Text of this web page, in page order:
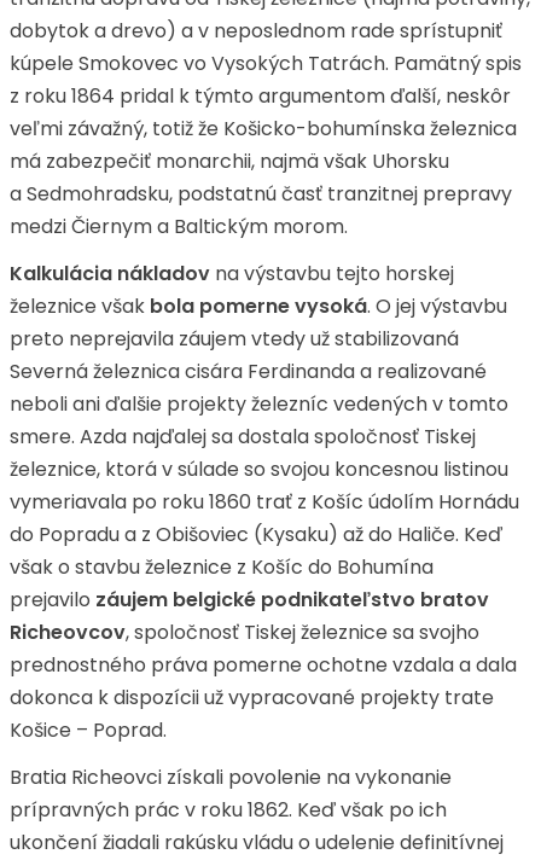
dobytok a drevo) a v neposlednom rade sprístupniť
kúpele Smokovec vo Vysokých Tatrách. Pamätný spis
z roku 1864 pridal k týmto argumentom ďalší, neskôr
veľmi závažný, totiž že Košicko-bohumínska železnica
má zabezpečiť monarchii, najmä však Uhorsku
a Sedmohradsku, podstatnú časť tranzitnej prepravy
medzi Čiernym a Baltickým morom.
Kalkulácia nákladov na výstavbu tejto horskej
železnice však bola pomerne vysoká. O jej výstavbu
preto neprejavila záujem vtedy už stabilizovaná
Severná železnica cisára Ferdinanda a realizované
neboli ani ďalšie projekty železníc vedených v tomto
smere. Azda najďalej sa dostala spoločnosť Tiskej
železnice, ktorá v súlade so svojou koncesnou listinou
vymeriavala po roku 1860 trať z Košíc údolím Hornádu
do Popradu a z Obišoviec (Kysaku) až do Haliče. Keď
však o stavbu železnice z Košíc do Bohumína
prejavilo záujem belgické podnikateľstvo bratov
Richeovcov, spoločnosť Tiskej železnice sa svojho
prednostného práva pomerne ochotne vzdala a dala
dokonca k dispozícii už vypracované projekty trate
Košice – Poprad.
Bratia Richeovci získali povolenie na vykonanie
prípravných prác v roku 1862. Keď však po ich
ukončení žiadali rakúsku vládu o udelenie definitívnej